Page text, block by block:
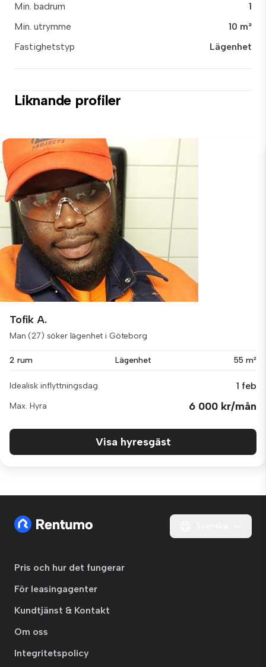
Min. badrum
1
Min. utrymme
10 m²
Fastighetstyp
Lägenhet
Liknande profiler
Tofik A.
Man (27) söker lägenhet i Göteborg
2 rum Lägenhet 55 m²
Idealisk inflyttningsdag 1 feb
Max. Hyra 6 000 kr/mån
Visa hyresgäst
Pris och hur det fungerar
För leasingagenter
Kundtjänst & Kontakt
Om oss
Integritetspolicy